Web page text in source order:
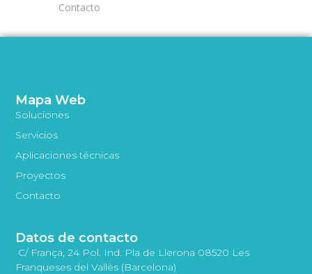
Contacto
Mapa Web
Soluciones
Servicios
Aplicaciones técnicas
Proyectos
Contacto
Datos de contacto
C/ França, 24 Pol. Ind. Pla de Llerona 08520 Les
Franqueses del Vallès (Barcelona)